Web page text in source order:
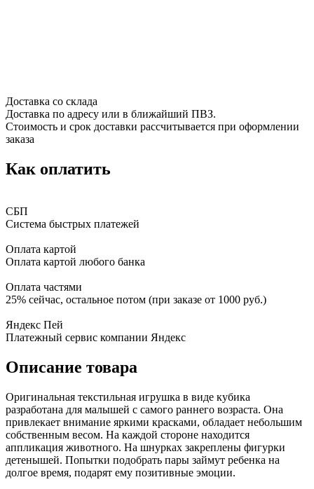
Доставка со склада
Доставка по адресу или в ближайший ПВЗ.
Стоимость и срок доставки рассчитывается при оформлении
заказа
Как оплатить
СБП
Система быстрых платежей
Оплата картой
Оплата картой любого банка
Оплата частями
25% сейчас, остальное потом (при заказе от 1000 руб.)
Яндекс Пей
Платежный сервис компании Яндекс
Описание товара
Оригинальная текстильная игрушка в виде кубика
разработана для малышей с самого раннего возраста. Она
привлекает внимание яркими красками, обладает небольшим
собственным весом. На каждой стороне находится
аппликация животного. На шнурках закреплены фигурки
детенышей. Попытки подобрать пары займут ребенка на
долгое время, подарят ему позитивные эмоции.